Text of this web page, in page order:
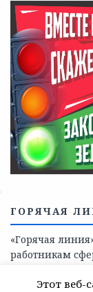
Телефоны
поддержки,
помощь детям
области
СКАЖИ
Этот веб-